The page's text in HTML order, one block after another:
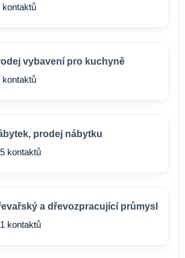
kontaktů
vybavení pro kuchyně
kontaktů
prodej nábytku
kontaktů
a dřevozpracující průmysl
kontaktů